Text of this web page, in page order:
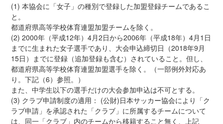
(1) 本協会に「女子」の種別で登録した加盟登録チームであるこ
と。
都道府県高等学校体育連盟加盟チームを除く。
(2) 2000年（平成12年）4月2日から2006年（平成18年）4月1日
までに生まれた女子選手であり、大会申込締切日（2018年9月
15日）までに登録（追加登録も含む）されていること。但し、
都道府県高等学校体育連盟加盟選手を除く。（一部例外対応あ
り。下記（6）参照。）
また、中学生以下の選手だけの大会参加申込は不可とする。
(3) クラブ申請制度の適用： (公財)日本サッカー協会により「ク
ラブ申請」を承認された「クラブ」に所属するチームについて
は、同一「クラブ」内のチームから移籍すること無く、上記